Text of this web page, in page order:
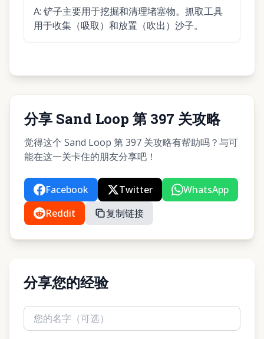
A: 铲子主要用于挖掘和清理堵塞物。抓取工具
用于收集（吸取）和放置（吹出）沙子。
分享 Sand Loop 第 397 关攻略
觉得这个 Sand Loop 第 397 关攻略有帮助吗？与可
能在这一关卡住的朋友分享吧！
Facebook Twitter
WhatsApp
Reddit
复制链接
分享您的经验